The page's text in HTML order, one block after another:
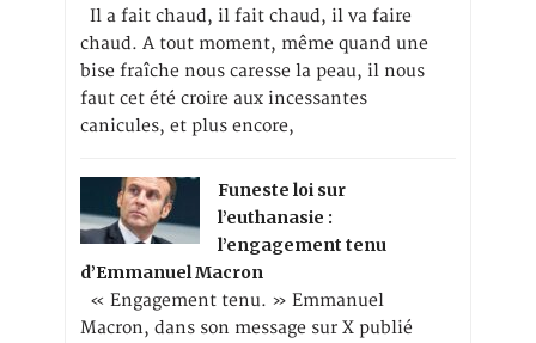
Il a fait chaud, il fait chaud, il va faire
chaud. A tout moment, même quand une
bise fraîche nous caresse la peau, il nous
faut cet été croire aux incessantes
canicules, et plus encore,
Funeste loi sur
l’euthanasie :
l’engagement tenu
d’Emmanuel Macron
« Engagement tenu. » Emmanuel
Macron, dans son message sur X publié